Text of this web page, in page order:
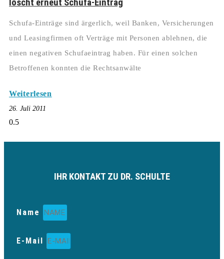
löscht erneut Schufa-Eintrag
Schufa-Einträge sind ärgerlich, weil Banken, Versicherungen
und Leasingfirmen oft Verträge mit Personen ablehnen, die
einen negativen Schufaeintrag haben. Für einen solchen
Betroffenen konnten die Rechtsanwälte
Weiterlesen
26. Juli 2011
IHR KONTAKT ZU DR. SCHULTE
Name
E-Mail